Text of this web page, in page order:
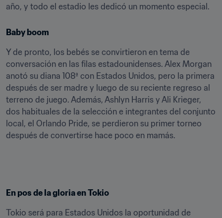
año, y todo el estadio les dedicó un momento especial.
Baby boom
Y de pronto, los bebés se convirtieron en tema de
conversación en las filas estadounidenses. Alex Morgan
anotó su diana 108ª con Estados Unidos, pero la primera
después de ser madre y luego de su reciente regreso al
terreno de juego. Además, Ashlyn Harris y Ali Krieger,
dos habituales de la selección e integrantes del conjunto
local, el Orlando Pride, se perdieron su primer torneo
después de convertirse hace poco en mamás.
En pos de la gloria en Tokio
Tokio será para Estados Unidos la oportunidad de